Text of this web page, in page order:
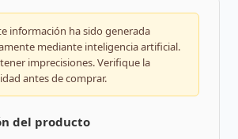
información ha sido generada
mediante inteligencia artificial.
imprecisiones. Verifique la
antes de comprar.
del producto